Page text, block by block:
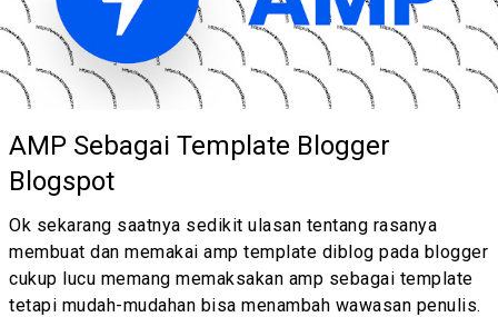
AMP Sebagai Template Blogger
Blogspot
Ok sekarang saatnya sedikit ulasan tentang rasanya
membuat dan memakai amp template diblog pada blogger
cukup lucu memang memaksakan amp sebagai template
tetapi mudah-mudahan bisa menambah wawasan penulis.